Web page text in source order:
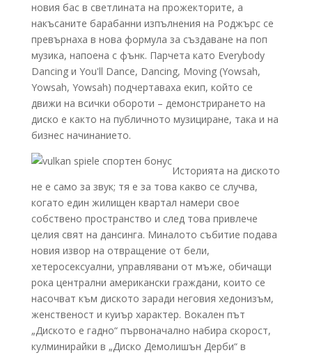
новия бас в светлината на прожекторите, а
накъсаните барабанни изпълнения на Роджърс се
превърнаха в нова формула за създаване на поп
музика, напоена с фънк. Парчета като Everybody
Dancing и You'll Dance, Dancing, Moving (Yowsah,
Yowsah, Yowsah) подчертаваха екип, който се
движи на всички обороти – демонстрирането на
диско е както на публичното музициране, така и на
бизнес начинанието.
Историята на диското
не е само за звук; тя е за това какво се случва,
когато един жилищен квартал намери свое
собствено пространство и след това привлече
целия свят на дансинга. Миналото събитие подава
новия извор на отвращение от бели,
хетеросексуални, управлявани от мъже, обичащи
рока централни американски граждани, които се
насочват към диското заради неговия хедонизъм,
женственост и куиър характер. Вокален път
„Диското е гадно“ първоначално набира скорост,
кулминирайки в „Диско Демолишън Дерби“ в